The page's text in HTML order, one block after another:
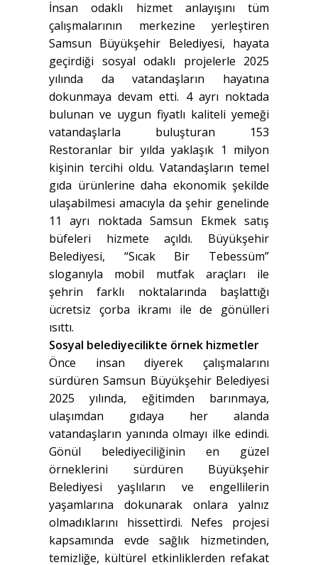
İnsan odaklı hizmet anlayışını tüm
çalışmalarının merkezine yerleştiren
Samsun Büyükşehir Belediyesi, hayata
geçirdiği sosyal odaklı projelerle 2025
yılında da vatandaşların hayatına
dokunmaya devam etti. 4 ayrı noktada
bulunan ve uygun fiyatlı kaliteli yemeği
vatandaşlarla buluşturan 153
Restoranlar bir yılda yaklaşık 1 milyon
kişinin tercihi oldu. Vatandaşların temel
gıda ürünlerine daha ekonomik şekilde
ulaşabilmesi amacıyla da şehir genelinde
11 ayrı noktada Samsun Ekmek satış
büfeleri hizmete açıldı. Büyükşehir
Belediyesi, “Sıcak Bir Tebessüm”
sloganıyla mobil mutfak araçları ile
şehrin farklı noktalarında başlattığı
ücretsiz çorba ikramı ile de gönülleri
ısıttı.
Sosyal belediyecilikte örnek hizmetler
Önce insan diyerek çalışmalarını
sürdüren Samsun Büyükşehir Belediyesi
2025 yılında, eğitimden barınmaya,
ulaşımdan gıdaya her alanda
vatandaşların yanında olmayı ilke edindi.
Gönül belediyeciliğinin en güzel
örneklerini sürdüren Büyükşehir
Belediyesi yaşlıların ve engellilerin
yaşamlarına dokunarak onlara yalnız
olmadıklarını hissettirdi. Nefes projesi
kapsamında evde sağlık hizmetinden,
temizliğe, kültürel etkinliklerden refakat